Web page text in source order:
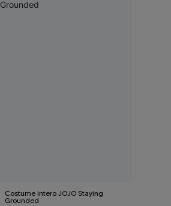
Costume intero JOJO Staying
Grounded